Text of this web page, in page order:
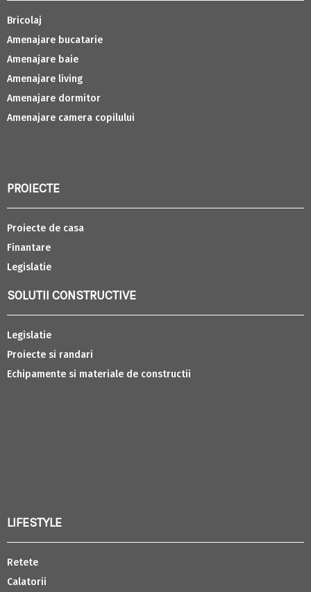
Bricolaj
Amenajare bucatarie
Amenajare baie
Amenajare living
Amenajare dormitor
Amenajare camera copilului
PROIECTE
Proiecte de casa
Finantare
Legislatie
SOLUTII CONSTRUCTIVE
Legislatie
Proiecte si randari
Echipamente si materiale de constructii
LIFESTYLE
Retete
Calatorii